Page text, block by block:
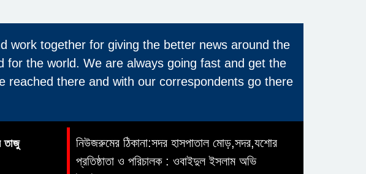
work together for giving the better news around the
the world. We are always going fast and get the
reached there and with our correspondents go there
তাজু
নিউজরুমের ঠিকানা:সদর হাসপাতাল মোড়,সদর,যশোর
প্রতিষ্ঠাতা ও পরিচালক : ওবাইদুল ইসলাম অভি